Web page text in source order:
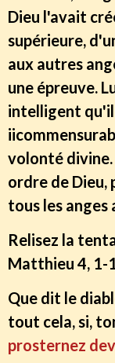
Dieu l'avait
supérieure,
aux autres
une épreuve.
intelligent qu'il
volonté divine.
ordre de
tous les anges
Relisez la
Matthieu 4, 1-
Que dit le
tout cela, si,
prosternez